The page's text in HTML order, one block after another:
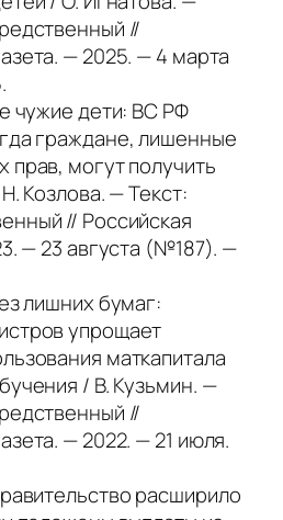
//
— 2025. — 4 марта
чужие дети: ВС РФ
граждане, лишенные
прав, могут получить
Козлова. — Текст:
// Российская
— 23 августа (№187). —
лишних бумаг:
упрощает
маткапитала
/ В. Кузьмин. —
//
— 2022. — 21 июля.
расширило